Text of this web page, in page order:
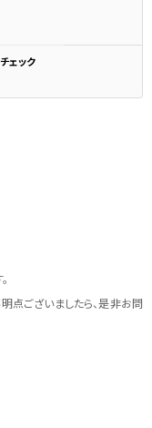
ェック
点ございましたら、是非お問
始等を除く）